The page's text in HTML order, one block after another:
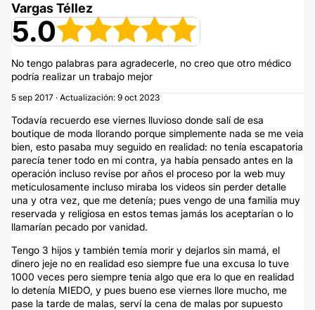
Vargas Téllez
5.0
No tengo palabras para agradecerle, no creo que otro médico
podría realizar un trabajo mejor
5 sep 2017 · Actualización: 9 oct 2023
Todavía recuerdo ese viernes lluvioso donde salí de esa
boutique de moda llorando porque simplemente nada se me veia
bien, esto pasaba muy seguido en realidad: no tenía escapatoria
parecía tener todo en mi contra, ya había pensado antes en la
operación incluso revise por años el proceso por la web muy
meticulosamente incluso miraba los videos sin perder detalle
una y otra vez, que me detenía; pues vengo de una familia muy
reservada y religiosa en estos temas jamás los aceptarían o lo
llamarían pecado por vanidad.
Tengo 3 hijos y también temía morir y dejarlos sin mamá, el
dinero jeje no en realidad eso siempre fue una excusa lo tuve
1000 veces pero siempre tenia algo que era lo que en realidad
lo detenía MIEDO, y pues bueno ese viernes llore mucho, me
pase la tarde de malas, serví la cena de malas por supuesto